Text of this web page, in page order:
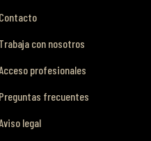
Contacto
Trabaja con nosotros
Acceso profesionales
Preguntas frecuentes
Aviso legal